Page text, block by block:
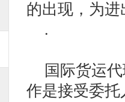
的出现，为
.
国际货运
作是接受委